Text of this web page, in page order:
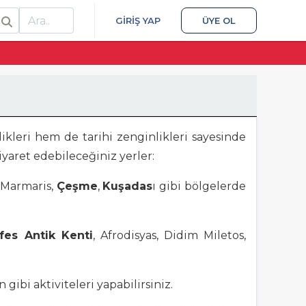
GIRIŞ YAP ÜYE OL
hem de tarihi zenginlikleri sayesinde
edebileceğiniz yerler:
Çeşme, Kuşadası gibi bölgelerde
Antik Kenti, Afrodisyas, Didim Miletos,
gibi aktiviteleri yapabilirsiniz.